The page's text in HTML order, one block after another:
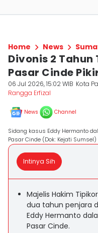
Home News
Divonis 2
Pasar Cinde
06 Jul 2026, 15:02 WIB Kota
Rangga Erfizal
News Channel
Sidang kasus Eddy Hermanto
Pasar Cinde (Dok: Kejati Sumsel)
Intinya Sih
Majelis Hakim
dua tahun penjara
Eddy Hermanto
Pasar Cinde.